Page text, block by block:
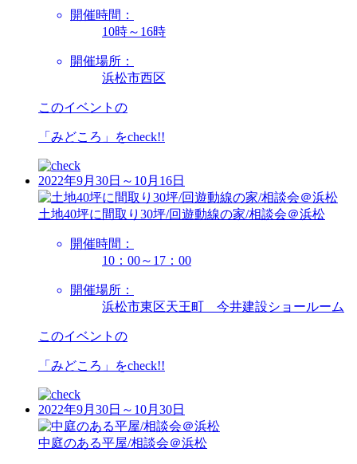
開催時間：
10時～16時
開催場所：
浜松市西区
このイベントの
「みどころ」をcheck!!
2022年9月30日～10月16日
土地40坪に間取り30坪/回遊動線の家/相談会＠浜松
開催時間：
10：00～17：00
開催場所：
浜松市東区天王町 今井建設ショールーム
このイベントの
「みどころ」をcheck!!
2022年9月30日～10月30日
中庭のある平屋/相談会＠浜松